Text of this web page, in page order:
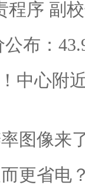
程序 副
布：
中心附
图像来
更省电